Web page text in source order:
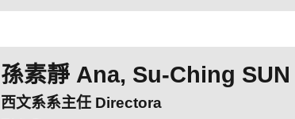
孫素靜 Ana, Su-Ching SUN
西文系系主任 Directora